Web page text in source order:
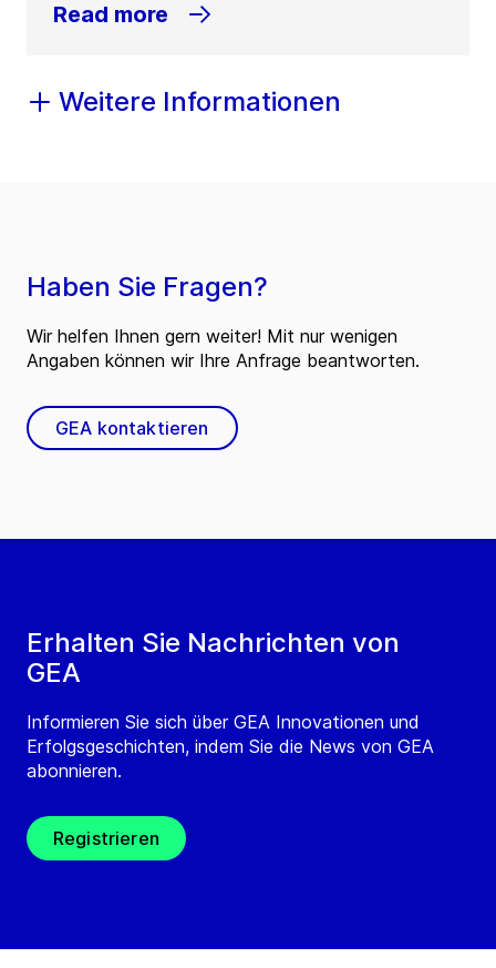
Read more
Weitere Informationen
Erhalten Sie Nachrichten von
GEA
Informieren Sie sich über GEA Innovationen und
Erfolgsgeschichten, indem Sie die News von GEA
abonnieren.
Registrieren
Haben Sie Fragen?
Wir helfen Ihnen gern weiter! Mit nur wenigen
Angaben können wir Ihre Anfrage beantworten.
GEA kontaktieren